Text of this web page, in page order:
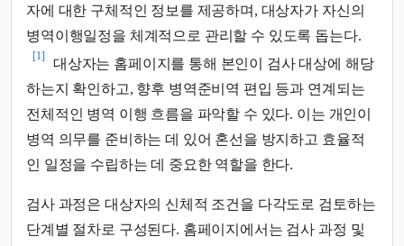
자에 대한 구체적인 정보를 제공하며, 대상자가 자신의
병역이행일정을 체계적으로 관리할 수 있도록 돕는다.
[1]
대상자는 홈페이지를 통해 본인이 검사 대상에 해당
하는지 확인하고, 향후 병역준비역 편입 등과 연계되는
전체적인 병역 이행 흐름을 파악할 수 있다. 이는 개인이
병역 의무를 준비하는 데 있어 혼선을 방지하고 효율적
인 일정을 수립하는 데 중요한 역할을 한다.
검사 과정은 대상자의 신체적 조건을 다각도로 검토하는
단계별 절차로 구성된다. 홈페이지에서는 검사 과정 및